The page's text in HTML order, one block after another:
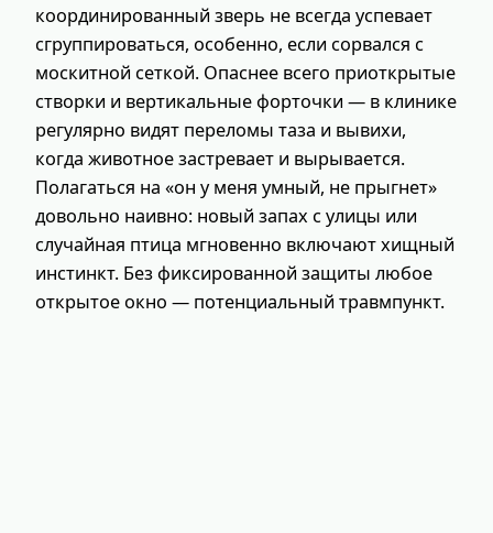
координированный зверь не всегда успевает
сгруппироваться, особенно, если сорвался с
москитной сеткой. Опаснее всего приоткрытые
створки и вертикальные форточки — в клинике
регулярно видят переломы таза и вывихи,
когда животное застревает и вырывается.
Полагаться на «он у меня умный, не прыгнет»
довольно наивно: новый запах с улицы или
случайная птица мгновенно включают хищный
инстинкт. Без фиксированной защиты любое
открытое окно — потенциальный травмпункт.